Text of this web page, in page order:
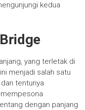
kedua
yang terletak di
menjadi salah satu
tentunya
dengan panjang